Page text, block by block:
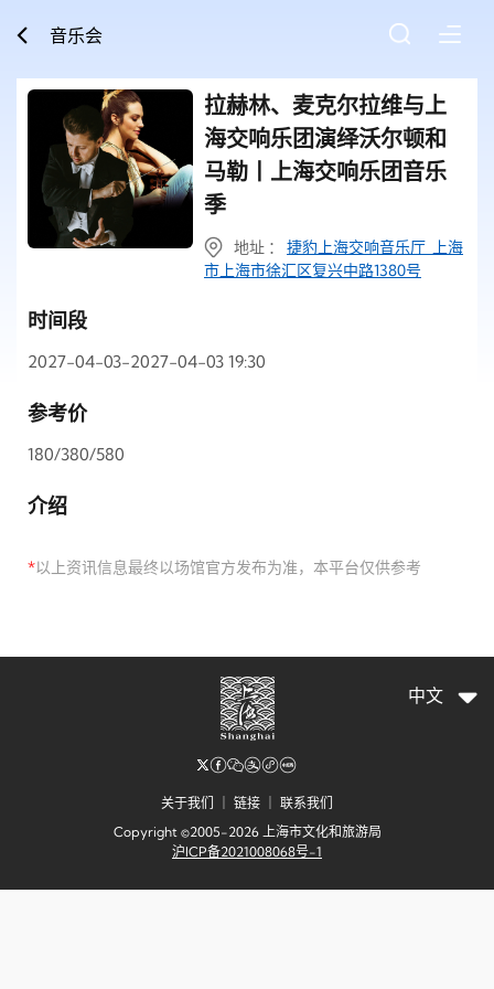
音乐会
拉赫林、麦克尔拉维与上
海交响乐团演绎沃尔顿和
马勒丨上海交响乐团音乐
季
地址 ： 捷豹上海交响音乐厅 上海
市上海市徐汇区复兴中路1380号
时间段
2027-04-03-2027-04-03 19:30
参考价
180/380/580
介绍
*以上资讯信息最终以场馆官方发布为准，本平台仅供参考
关于我们 链接
联系我们
Copyright ©2005-2026 上海市文化和旅游局
沪ICP备2021008068号-1
中文